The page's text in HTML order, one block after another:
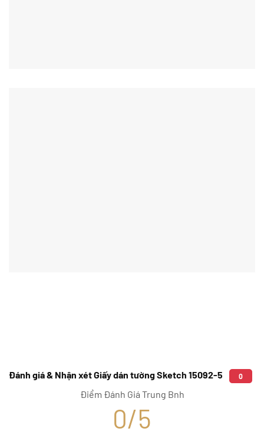
Đánh giá & Nhận xét Giấy dán tường Sketch 15092-5 0
Điểm Đánh Giá Trung Bnh
0/5